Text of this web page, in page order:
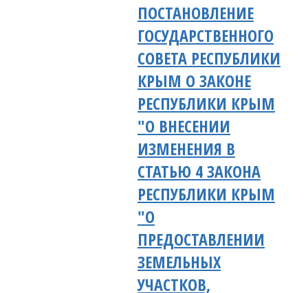
ПОСТАНОВЛЕНИЕ
ГОСУДАРСТВЕННОГО
СОВЕТА РЕСПУБЛИКИ
КРЫМ О ЗАКОНЕ
РЕСПУБЛИКИ КРЫМ
"О ВНЕСЕНИИ
ИЗМЕНЕНИЯ В
СТАТЬЮ 4 ЗАКОНА
РЕСПУБЛИКИ КРЫМ
"О
ПРЕДОСТАВЛЕНИИ
ЗЕМЕЛЬНЫХ
УЧАСТКОВ,